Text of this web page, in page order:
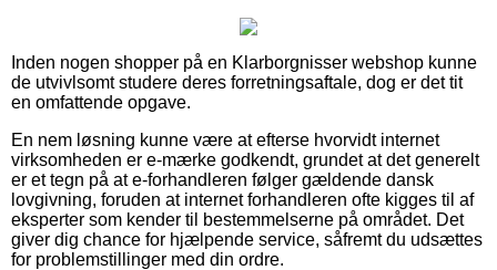
Inden nogen shopper på en Klarborgnisser webshop kunne
de utvivlsomt studere deres forretningsaftale, dog er det tit
en omfattende opgave.
En nem løsning kunne være at efterse hvorvidt internet
virksomheden er e-mærke godkendt, grundet at det generelt
er et tegn på at e-forhandleren følger gældende dansk
lovgivning, foruden at internet forhandleren ofte kigges til af
eksperter som kender til bestemmelserne på området. Det
giver dig chance for hjælpende service, såfremt du udsættes
for problemstillinger med din ordre.